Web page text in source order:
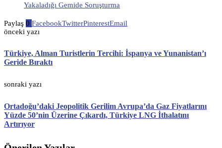
Yakaladığı Gemide Soruşturma
Paylaş 0 FacebookTwitterPinterestEmail
önceki yazı
Türkiye, Alman Turistlerin Tercihi: İspanya ve Yunanistan’ı
Geride Bıraktı
sonraki yazı
Ortadoğu’daki Jeopolitik Gerilim Avrupa’da Gaz Fiyatlarını
Yüzde 50’nin Üzerine Çıkardı, Türkiye LNG İthalatını
Artırıyor